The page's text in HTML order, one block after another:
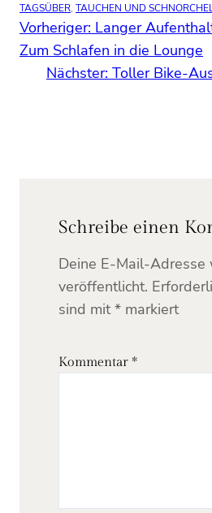
TAGSÜBER, TAUCHEN UND
Vorheriger: Langer
Zum Schlafen in die Lounge
Nächster: Toller Bike-
Schreibe einen
Deine E-Mail-Adresse
veröffentlicht.
sind mit* markiert
Kommentar *